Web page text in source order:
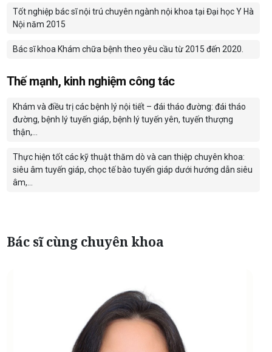
Tốt nghiệp bác sĩ nội trú chuyên ngành nội khoa tại Đại học Y Hà
Nội năm 2015
Bác sĩ khoa Khám chữa bệnh theo yêu cầu từ 2015 đến 2020.
Thế mạnh, kinh nghiệm công tác
Khám và điều trị các bệnh lý nội tiết – đái tháo đường: đái tháo
đường, bệnh lý tuyến giáp, bệnh lý tuyến yên, tuyến thượng
thận,…
Thực hiện tốt các kỹ thuật thăm dò và can thiệp chuyên khoa:
siêu âm tuyến giáp, chọc tế bào tuyến giáp dưới hướng dẫn siêu
âm,…
Bác sĩ cùng chuyên khoa